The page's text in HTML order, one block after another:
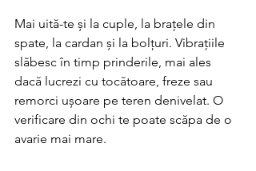
Mai uită-te și la cuple, la brațele din
spate, la cardan și la bolțuri. Vibrațiile
slăbesc în timp prinderile, mai ales
dacă lucrezi cu tocătoare, freze sau
remorci ușoare pe teren denivelat. O
verificare din ochi te poate scăpa de o
avarie mai mare.